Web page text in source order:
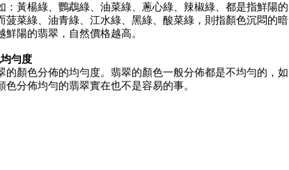
：黃楊綠、鸚鵡綠、油菜綠、蔥心綠、辣椒綠、都是指鮮陽的
菠菜綠、油青綠、江水綠、黑綠、酸菜綠，則指顏色沉悶的暗
鮮陽的翡翠，自然價格越高。
勻度
的顏色分佈的均勻度。翡翠的顏色一般分佈都是不均勻的，如
色分佈均勻的翡翠實在也不是容易的事。